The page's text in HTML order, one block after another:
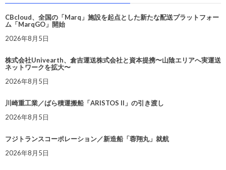
CBcloud、全国の「Marq」施設を起点とした新たな配送プラットフォー
ム「MarqGO」開始
2026年8月5日
株式会社Univearth、倉吉運送株式会社と資本提携〜山陰エリアへ実運送
ネットワークを拡大〜
2026年8月5日
川崎重工業／ばら積運搬船「ARISTOS II」の引き渡し
2026年8月5日
フジトランスコーポレーション／新造船「蓉翔丸」就航
2026年8月5日